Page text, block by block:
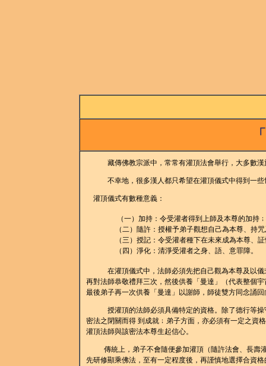
藏傳佛教宗派中，常常有灌頂法會舉行，大多數漢
不幸地，很多漢人都只希望在灌頂儀式中得到一些
灌頂儀式有數種意義：
（一）加持：令受灌者得到上師及本尊的加持﹔
（二）隨許：授權予弟子觀想自己為本尊、持
（三）授記：令受灌者種下在未來成為本尊、
（四）淨化：清淨受灌者之身、語、意罪障。
在灌頂儀式中，法師必須先把自己觀為本尊及以儀式
再對法師恭敬禮拜三次，然後供養「曼達」（代表整個
最後弟子再一次供養「曼達」以謝師，師徒雙方同念誦回
授灌頂的法師必須具備特定的資格。除了德行等操守
密法之閉關而得 到成就﹔弟子方面，亦必須有一定之資
灌頂法師與該密法本尊生起信心。
傳統上，弟子不會隨便參加灌頂（隨許法會、長壽灌
先研修顯乘佛法，至有一定程度後，再謹慎地選擇合資